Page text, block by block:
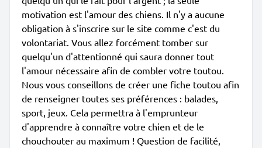
motivation est l'amour des chiens. Il n'y a aucune
obligation à s'inscrire sur le site comme c'est du
volontariat. Vous allez forcément tomber sur
quelqu'un d'attentionné qui saura donner tout
l'amour nécessaire afin de combler votre toutou.
Nous vous conseillons de créer une fiche toutou afin
de renseigner toutes ses préférences : balades,
sport, jeux. Cela permettra à l'emprunteur
d'apprendre à connaître votre chien et de le
chouchouter au maximum ! Question de facilité,